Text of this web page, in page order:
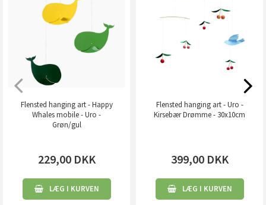
Flensted hanging art - Happy
Whales mobile - Uro -
Grøn/gul
229,00 DKK
LÆG I KURVEN
Flensted hanging art - Uro -
Kirsebær Drømme - 30x10cm
399,00 DKK
LÆG I KURVEN